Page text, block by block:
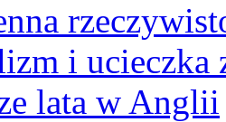
i ucieczka
lata w Anglii